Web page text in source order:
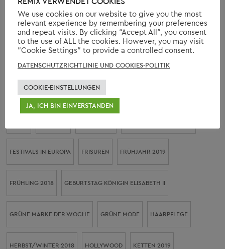
SCHLAGWÖRTER
CANNES FILM FESTIVAL CAPTAIN AMERICA
FESTIVALS IN EUROPA FRISUREN FRÜHJAHR 2019
FRÜHLING 2018 GEBURTSTAG KÖNIGIN ELISABETH II
GRÜNE MARKE DER WOCHE GRÜNE MODE HAARPFLEGE
HERBST/WINTER 2018 HOLLYWOOD KETTEN 2019
We use cookies on our website to give you the most
relevant experience by remembering your preferences
and repeat visits. By clicking “Accept All”, you consent
to the use of ALL the cookies. However, you may visit
"Cookie Settings" to provide a controlled consent.
DATENSCHUTZRICHTLINIE UND COOKIES-POLITIK
COOKIE-EINSTELLUNGEN
JA, ICH BIN EINVERSTANDEN